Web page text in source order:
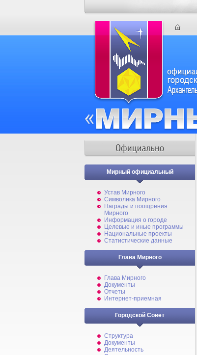
Мирный официальный
Устав Мирного
Символика Мирного
Награды и поощрения
Мирного
Информация о городе
Целевые и иные программы
Национальные проекты
Статистические данные
Глава Мирного
Глава Мирного
Документы
Отчеты
Интернет-приемная
Городской Совет
Структура
Документы
Деятельность